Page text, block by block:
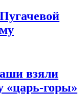
взяли
«царь-горы»